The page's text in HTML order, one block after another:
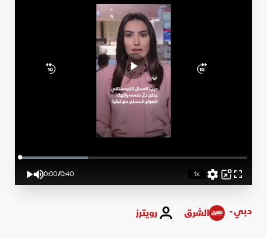
PlayMute
Current
0:00/
Duration
0:40
Loaded:
1xPlayback
Rate
Picture-
in-
Fullscreen
دبي - الشرق رويترز